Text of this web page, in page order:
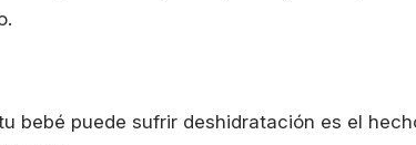
bebé puede sufrir deshidratación es el